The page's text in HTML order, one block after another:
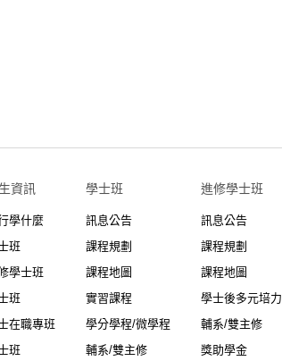
資訊
學什麼
班
學士班
班
在職專班
班
學士班⠀⠀
訊息公告
課程規劃
課程地圖
實習課程
學分學程/微學程
輔系/雙主修
進修學士班
訊息公告
課程規劃
課程地圖
學士後多元培力
輔系/雙主修
獎助學金